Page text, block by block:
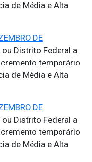
de Média e Alta
DE
Distrito Federal a
temporário
de Média e Alta
DE
Distrito Federal a
temporário
de Média e Alta